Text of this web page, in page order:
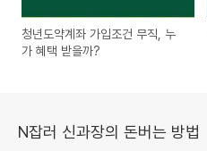
청년도약계좌 가입조건 무직, 누
가 혜택 받을까?
N잡러 신과장의 돈버는 방법